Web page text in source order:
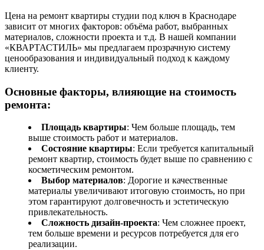
Цена на ремонт квартиры студии под ключ в Краснодаре
зависит от многих факторов: объёма работ, выбранных
материалов, сложности проекта и т.д. В нашей компании
«КВАРТАСТИЛЬ» мы предлагаем прозрачную систему
ценообразования и индивидуальный подход к каждому
клиенту.
Основные факторы, влияющие на стоимость
ремонта:
Площадь квартиры: Чем больше площадь, тем
выше стоимость работ и материалов.
Состояние квартиры: Если требуется капитальный
ремонт квартир, стоимость будет выше по сравнению с
косметическим ремонтом.
Выбор материалов: Дорогие и качественные
материалы увеличивают итоговую стоимость, но при
этом гарантируют долговечность и эстетическую
привлекательность.
Сложность дизайн-проекта: Чем сложнее проект,
тем больше времени и ресурсов потребуется для его
реализации.